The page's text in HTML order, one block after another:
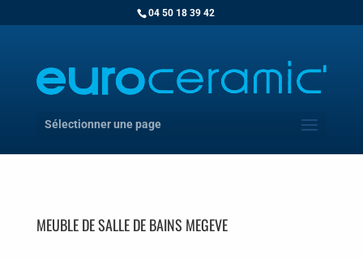
04 50 18 39 42
Sélectionner une page
MEUBLE DE SALLE DE BAINS MEGEVE